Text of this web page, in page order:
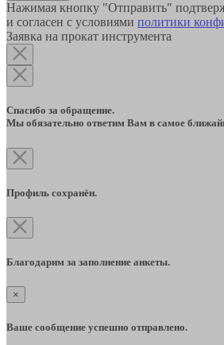
Нажимая кнопку "Отправить"
и согласен с условиями политики
Заявка на прокат инструмента
Спасибо за обращение.
Мы обязательно ответим Вам в самое
Профиль сохранён.
Благодарим за заполнение анкеты.
×
Ваше сообщение успешно отправлено.